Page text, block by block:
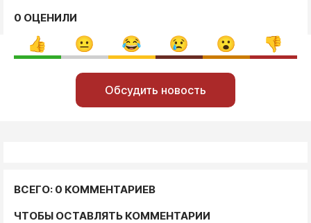
0 ОЦЕНИЛИ
Обсудить новость
ВСЕГО: 0 КОММЕНТАРИЕВ
ЧТОБЫ ОСТАВЛЯТЬ КОММЕНТАРИИ